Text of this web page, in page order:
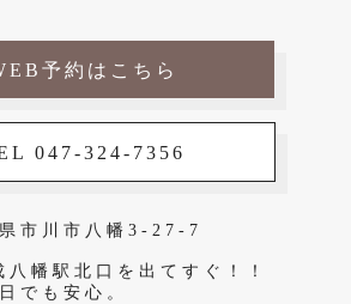
予約はこちら
047-324-7356
市川市八幡3-27-7
八幡駅北口を出てすぐ！！
でも安心。